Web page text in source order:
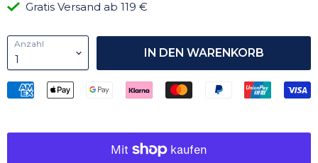
Gratis Versand ab 119 €
Anzahl
IN DEN WARENKORB